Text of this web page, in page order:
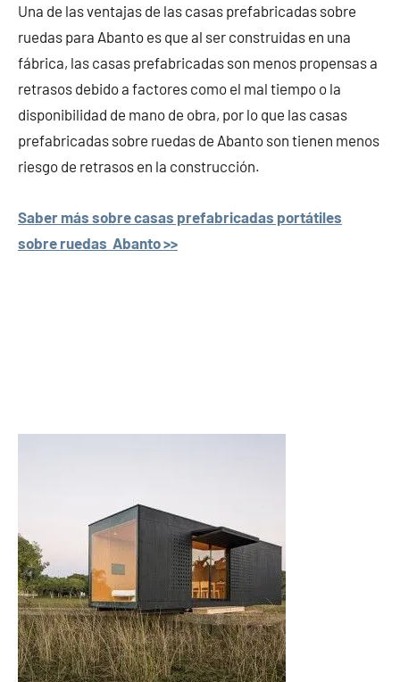
Una de las ventajas de las casas prefabricadas sobre
ruedas para Abanto es que al ser construidas en una
fábrica, las casas prefabricadas son menos propensas a
retrasos debido a factores como el mal tiempo o la
disponibilidad de mano de obra, por lo que las casas
prefabricadas sobre ruedas de Abanto son tienen menos
riesgo de retrasos en la construcción.
Saber más sobre casas prefabricadas portátiles
sobre ruedas Abanto >>